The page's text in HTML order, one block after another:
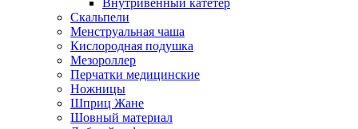
Внутривенный катетер
Скальпели
Менструальная чаша
Кислородная подушка
Мезороллер
Перчатки медицинские
Ножницы
Шприц Жане
Шовный материал